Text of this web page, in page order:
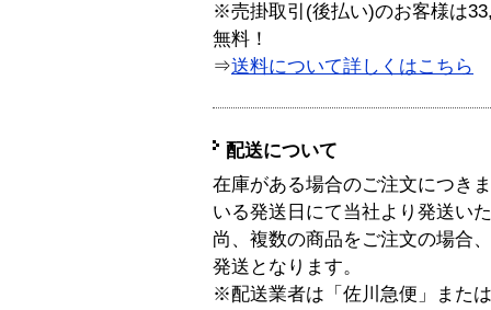
※売掛取引(後払い)のお客様は
無料！
⇒送料について詳しくはこちら
配送について
在庫がある場合のご注文につき
いる発送日にて当社より発送い
尚、複数の商品をご注文の場合
発送となります。
※配送業者は「佐川急便」また